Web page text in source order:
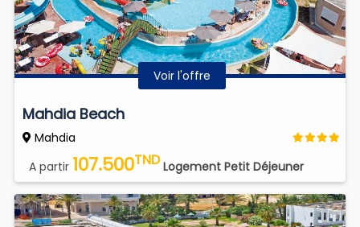
Voir l'offre
Mahdia Beach
Mahdia
A partir 107.500TND Logement Petit Déjeuner